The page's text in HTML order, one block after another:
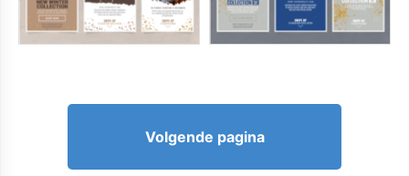
Volgende pagina